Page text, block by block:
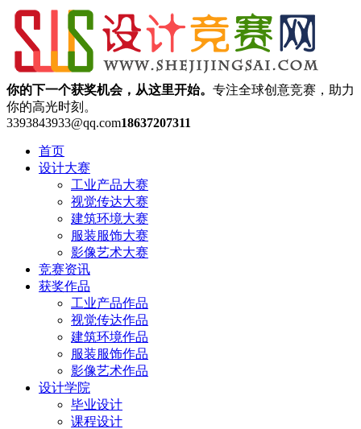
你的下一个获奖机会，从这里开始。 专注全球创意竞赛，助力
你的高光时刻。
3393843933@qq.com18637207311
首页
设计大赛
工业产品大赛
视觉传达大赛
建筑环境大赛
服装服饰大赛
影像艺术大赛
竞赛资讯
获奖作品
工业产品作品
视觉传达作品
建筑环境作品
服装服饰作品
影像艺术作品
设计学院
毕业设计
课程设计